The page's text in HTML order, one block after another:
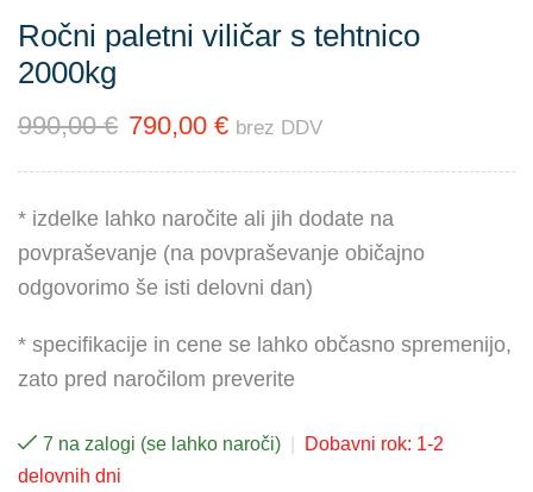
Ročni paletni viličar s tehtnico
2000kg
990,00€ 790,00 € brez DDV
* izdelke lahko naročite ali jih dodate na
povpraševanje (na povpraševanje običajno
odgovorimo še isti delovni dan)
* specifikacije in cene se lahko občasno spremenijo,
zato pred naročilom preverite
7 na zalogi (se lahko naroči)
Dobavni rok: 1-2
delovnih dni